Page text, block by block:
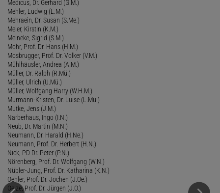
Medicus, Dr. Gerhard (G.M.)
Mehler, Ludwig (L.M.)
Mehraein, Dr. Susan (S.Me.)
Meier, Kirstin (K.M.)
Meineke, Sigrid (S.M.)
Mohr, Prof. Dr. Hans (H.M.)
Mosbrugger, Prof. Dr. Volker (V.M.)
Mühlhäusler, Andrea (A.M.)
Müller, Dr. Ralph (R.Mü.)
Müller, Ulrich (U.Mü.)
Müller, Wolfgang Harry (W.H.M.)
Murmann-Kristen, Dr. Luise (L.Mu.)
Mutke, Jens (J.M.)
Narberhaus, Ingo (I.N.)
Neub, Dr. Martin (M.N.)
Neumann, Dr. Harald (H.Ne.)
Neumann, Prof. Dr. Herbert (H.N.)
Nick, PD Dr. Peter (P.N.)
Nörenberg, Prof. Dr. Wolfgang (W.N.)
Nübler-Jung, Prof. Dr. Katharina (K.N.)
Oehler, Prof. Dr. Jochen (J.Oe.)
Oelze, Prof. Dr. Jürgen (J.O.)